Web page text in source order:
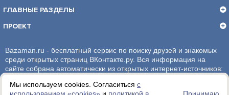
Мы используем cookies. Согласиться с
ГЛАВНЫЕ РАЗДЕЛЫ
ПРОЕКТ
Bazaman.ru - бесплатный сервис по поиску друзей и знакомых
среди открытых страниц ВКонтакте.ру. Вся информация на
сайте собрана автоматически из открытых интернет-источников:
администрация сайта ответственности не несет.